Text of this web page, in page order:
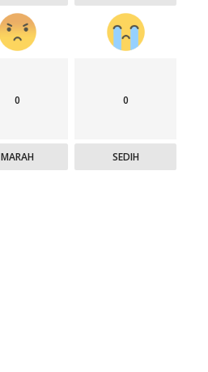
0
MARAH
0
SEDIH